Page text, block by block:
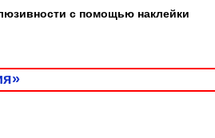
с помощью наклейки